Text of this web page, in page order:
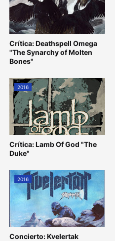
Crítica: Deathspell Omega
"The Synarchy of Molten
Bones"
2016
Crítica: Lamb Of God "The
Duke"
2016
Concierto: Kvelertak